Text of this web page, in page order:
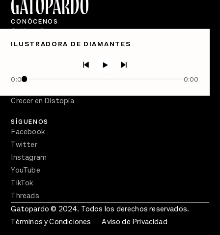
ILUSTRADORA DE DIAMANTES
0:00 0:00
CONÓCENOS
Quiénes Somos
Directorio
Semanario Gatopardo
Crecer en Distopía
SÍGUENOS
Facebook
Twitter
Instagram
YouTube
TikTok
Threads
Gatopardo © 2024. Todos los derechos reservados.
Términos y Condiciones
Aviso de Privacidad